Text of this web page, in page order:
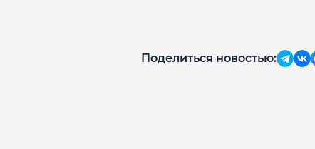
Поделиться новостью: